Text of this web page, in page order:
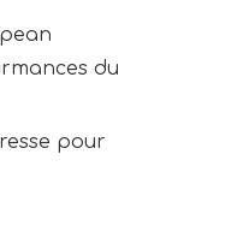
du
pour